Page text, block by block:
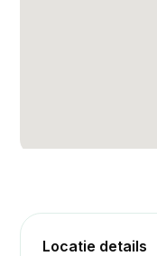
Locatie details